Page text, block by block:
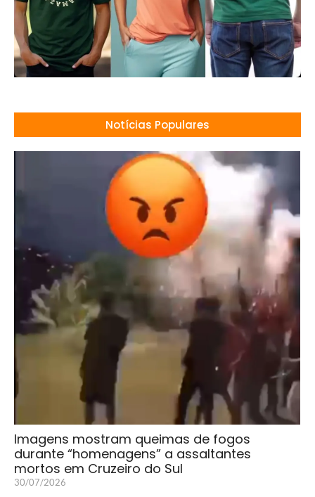
Notícias Populares
Imagens mostram queimas de fogos
durante “homenagens” a assaltantes
mortos em Cruzeiro do Sul
30/07/2026